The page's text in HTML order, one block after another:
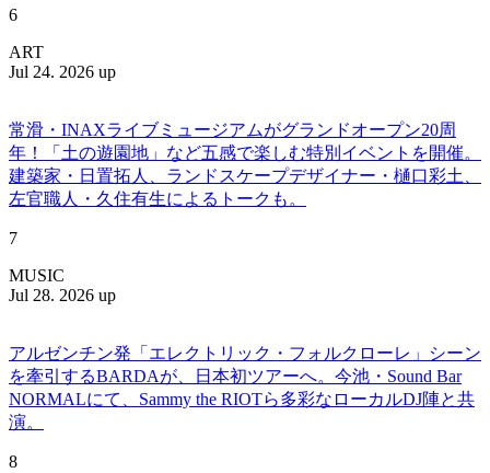
6
ART
Jul 24. 2026 up
常滑・INAXライブミュージアムがグランドオープン20周
年！「土の遊園地」など五感で楽しむ特別イベントを開催。
建築家・日置拓人、ランドスケープデザイナー・樋口彩土、
左官職人・久住有生によるトークも。
7
MUSIC
Jul 28. 2026 up
アルゼンチン発「エレクトリック・フォルクローレ」シーン
を牽引するBARDAが、日本初ツアーへ。今池・Sound Bar
NORMALにて、Sammy the RIOTら多彩なローカルDJ陣と共
演。
8